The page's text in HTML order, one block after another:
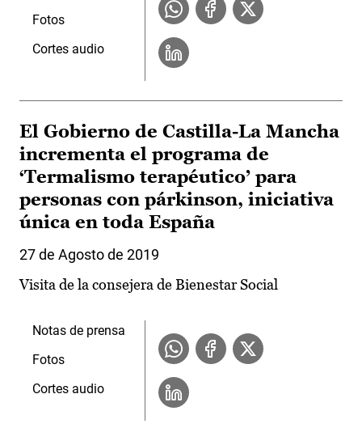
Fotos
Cortes audio
El Gobierno de Castilla-La Mancha
incrementa el programa de
‘Termalismo terapéutico’ para
personas con párkinson, iniciativa
única en toda España
27 de Agosto de 2019
Visita de la consejera de Bienestar Social
Notas de prensa
Fotos
Cortes audio